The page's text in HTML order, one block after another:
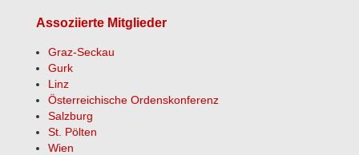
Assoziierte Mitglieder
Graz-Seckau
Gurk
Linz
Österreichische Ordenskonferenz
Salzburg
St. Pölten
Wien